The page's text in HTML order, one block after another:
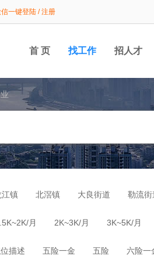
一键登陆 / 注册
首 页 找工作 招人才
江镇 北滘镇 大良街道 勒流街
月 2K~3K/月 3K~5K/月
描述 五险一金 五险 六险一